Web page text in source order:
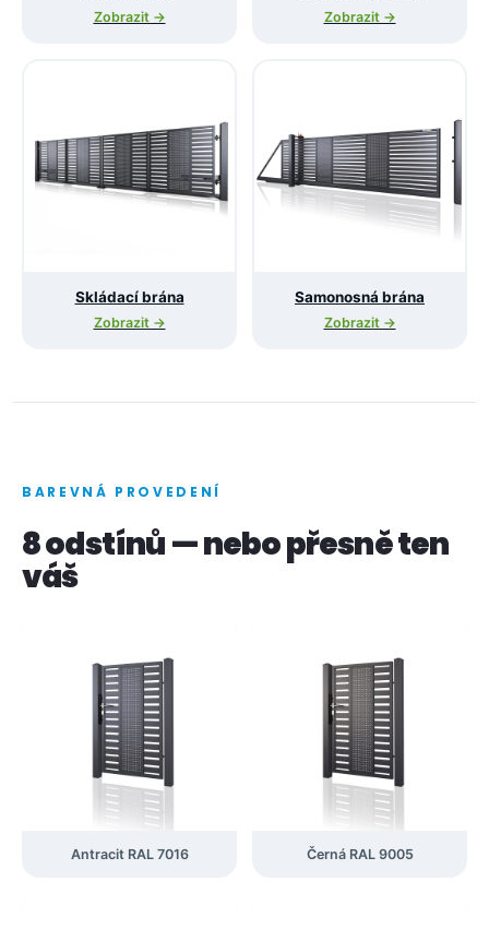
Zobrazit → Zobrazit →
Skládací brána
Zobrazit →
Samonosná brána
Zobrazit →
BAREVNÁ PROVEDENÍ
8 odstínů — nebo přesně ten
váš
Antracit RAL 7016 Černá RAL 9005